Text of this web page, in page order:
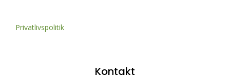
Privatlivspolitik
Kontakt